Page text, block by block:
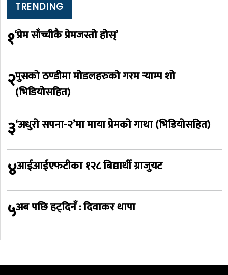
TRENDING
१‘प्रेम साँच्चीकै प्रेमजस्तो होस्’
२पुसको ठण्डीमा मोडलहरुको गरम र्‍याम्प शो
(भिडियोसहित)
३‘अधुरो सपना-२’मा माया प्रेमको गाथा (भिडियोसहित)
४आईआईएफटीका १२८ बिद्यार्थी ग्राजुयट
५अब पछि हट्दिनँ : दिवाकर थापा